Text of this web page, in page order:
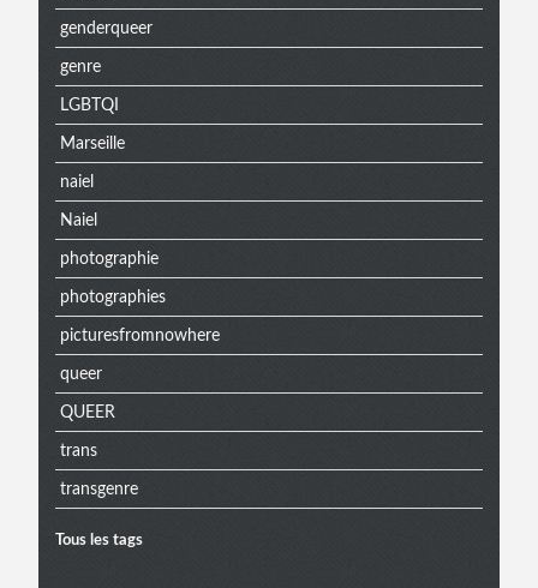
genderqueer
genre
LGBTQI
Marseille
naiel
Naiel
photographie
photographies
picturesfromnowhere
queer
QUEER
trans
transgenre
Tous les tags